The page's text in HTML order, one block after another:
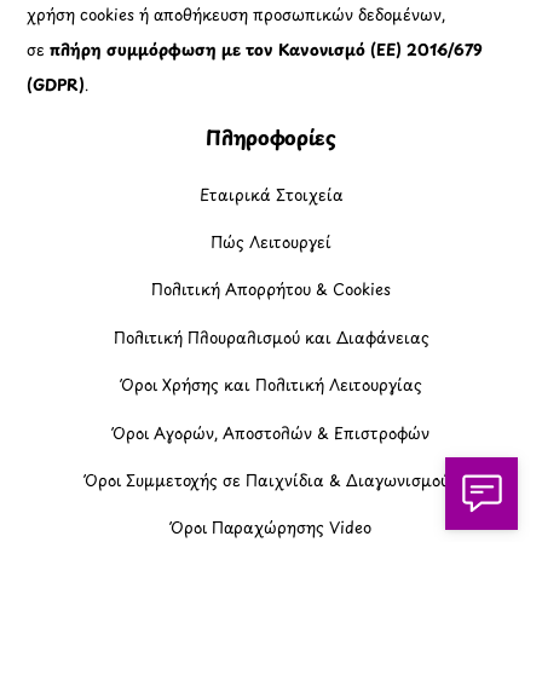
χρήση cookies ή αποθήκευση προσωπικών δεδομένων,
σεπλήρη συμμόρφωση με τον Κανονισμό (ΕΕ) 2016/679
(GDPR).
Πληροφορίες
Εταιρικά Στοιχεία
Πώς Λειτουργεί
Πολιτική Απορρήτου & Cookies
Πολιτική Πλουραλισμού και Διαφάνειας
Όροι Χρήσης και Πολιτική Λειτουργίας
Όροι Αγορών, Αποστολών & Επιστροφών
Όροι Συμμετοχής σε Παιχνίδια & Διαγωνισμούς
Όροι Παραχώρησης Video